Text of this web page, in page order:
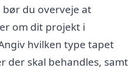
bør du overveje at
om dit projekt i
hvilken type tapet
der skal behandles, samt